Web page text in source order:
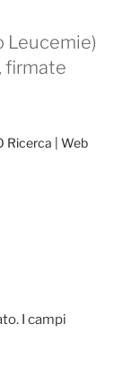
Leucemie)
firmate
Ricerca | Web
I campi